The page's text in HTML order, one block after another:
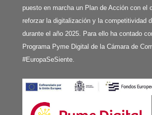
puesto en marcha un Plan de Acción con el
reforzar la digitalización y la competitividad
durante el año 2025. Para ello ha contado
Programa Pyme Digital de la Cámara de
#EuropaSeSiente.